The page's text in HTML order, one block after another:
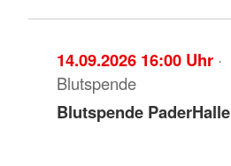
14.09.2026 16:00 Uhr ·
Blutspende
Blutspende PaderHalle